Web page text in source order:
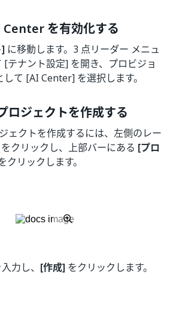
を有効化する
に移動します。3 点リーダー メニュ
[テナント設定] を開き、プロビジョ
て [AI Center] を選択します。
ジェクトを作成する
ェクトを作成するには、左側のレー
をクリックし、上部バーにある [プロ
クリックします。
力し、 [作成] をクリックします。